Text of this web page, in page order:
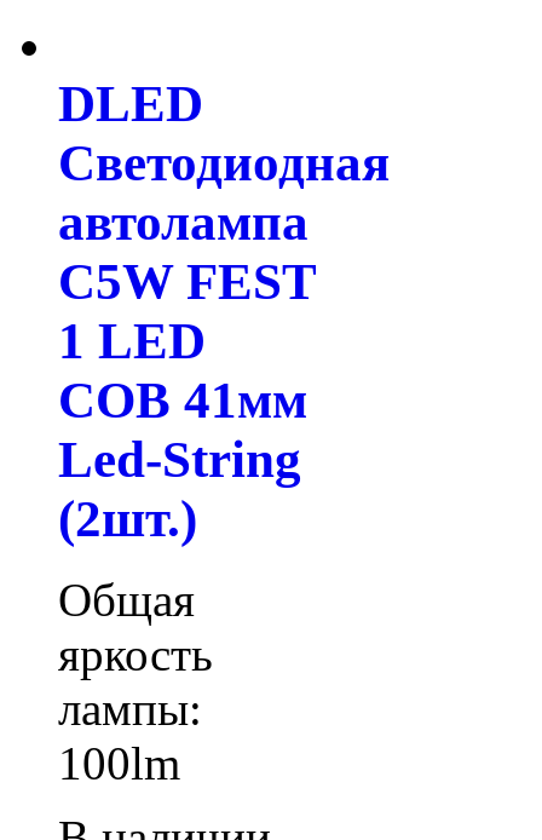
DLED
Светодиодная
автолампа
C5W FEST
1 LED
COB 41мм
Led-String
(2шт.)
Общая
яркость
лампы:
100lm